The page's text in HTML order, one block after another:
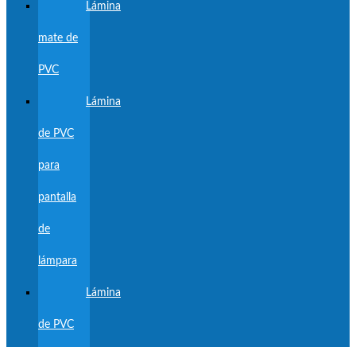
Lámina
mate de
PVC
Lámina
de PVC
para
pantalla
de
lámpara
Lámina
de PVC